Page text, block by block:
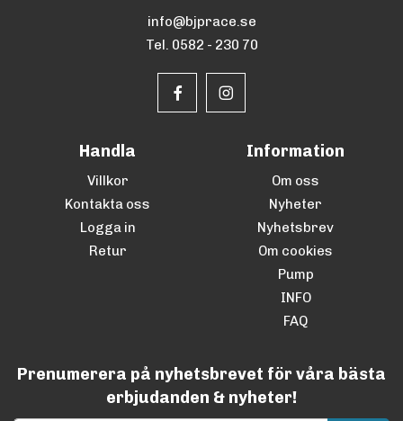
info@bjprace.se
Tel. 0582 - 230 70
Handla
Villkor
Kontakta oss
Logga in
Retur
Information
Om oss
Nyheter
Nyhetsbrev
Om cookies
Pump
INFO
FAQ
Prenumerera på nyhetsbrevet för våra bästa
erbjudanden & nyheter!